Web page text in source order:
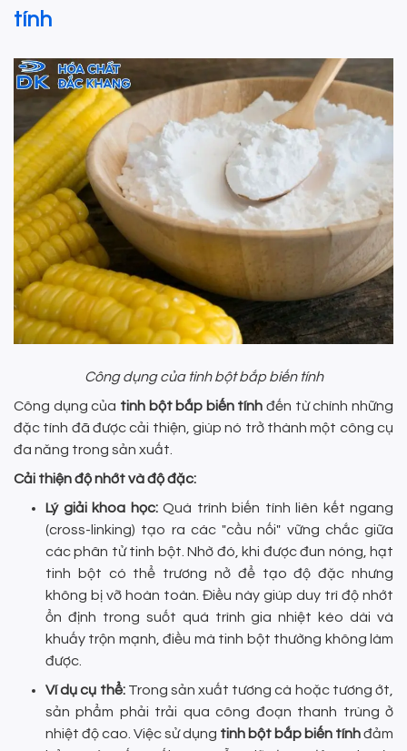
tính
Công dụng của tinh bột bắp biến tính
Công dụng của tinh bột bắp biến tính đến từ chính những
đặc tính đã được cải thiện, giúp nó trở thành một công cụ
đa năng trong sản xuất.
Cải thiện độ nhớt và độ đặc:
Lý giải khoa học:Quá trình biến tính liên kết ngang
(cross-linking) tạo ra các "cầu nối" vững chắc giữa
các phân tử tinh bột. Nhờ đó, khi được đun nóng, hạt
tinh bột có thể trương nở để tạo độ đặc nhưng
không bị vỡ hoàn toàn. Điều này giúp duy trì độ nhớt
ổn định trong suốt quá trình gia nhiệt kéo dài và
khuấy trộn mạnh, điều mà tinh bột thường không làm
được.
Ví dụ cụ thể: Trong sản xuất tương cà hoặc tương ớt,
sản phẩm phải trải qua công đoạn thanh trùng ở
nhiệt độ cao. Việc sử dụng tinh bột bắp biến tínhđảm